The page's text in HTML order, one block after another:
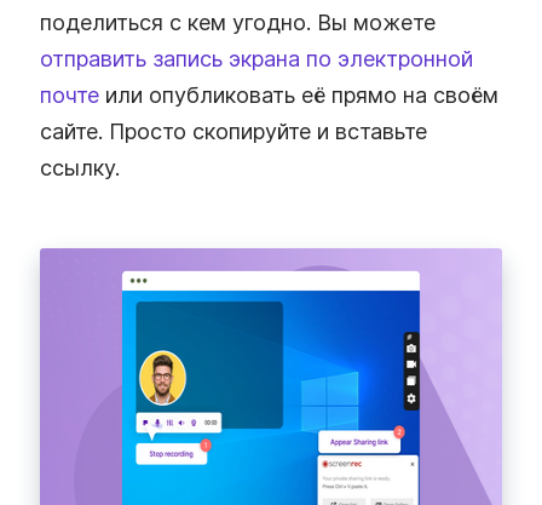
поделиться с кем угодно. Вы можете
отправить запись экрана по электронной
почте или опубликовать её прямо на своём
сайте. Просто скопируйте и вставьте
ссылку.